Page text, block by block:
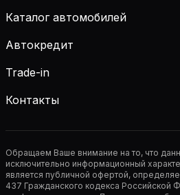
Каталог автомобилей
Автокредит
Trade-in
Контакты
Обращаем Ваше внимание на то, что
исключительно информационный
является публичной офертой,
437 Гражданского кодекса Российской